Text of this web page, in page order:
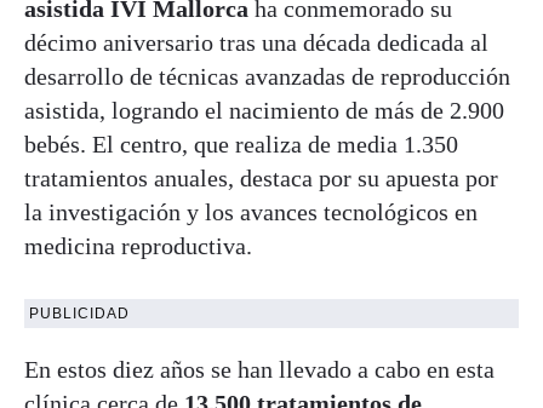
asistida IVI Mallorca ha conmemorado su
décimo aniversario tras una década dedicada al
desarrollo de técnicas avanzadas de reproducción
asistida, logrando el nacimiento de más de 2.900
bebés. El centro, que realiza de media 1.350
tratamientos anuales, destaca por su apuesta por
la investigación y los avances tecnológicos en
medicina reproductiva.
PUBLICIDAD
En estos diez años se han llevado a cabo en esta
clínica cerca de 13.500 tratamientos de